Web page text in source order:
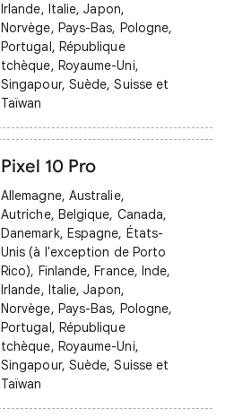
Irlande, Italie, Japon,
Norvège, Pays-Bas, Pologne,
Portugal, République
tchèque, Royaume-Uni,
Singapour, Suède, Suisse et
Taïwan
Pixel 10 Pro
Allemagne, Australie,
Autriche, Belgique, Canada,
Danemark, Espagne, États-
Unis (à l'exception de Porto
Rico), Finlande, France, Inde,
Irlande, Italie, Japon,
Norvège, Pays-Bas, Pologne,
Portugal, République
tchèque, Royaume-Uni,
Singapour, Suède, Suisse et
Taïwan